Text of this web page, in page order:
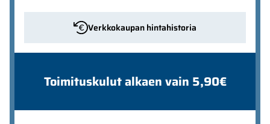
Verkkokaupan hintahistoria
Toimituskulut alkaen vain 5,90€